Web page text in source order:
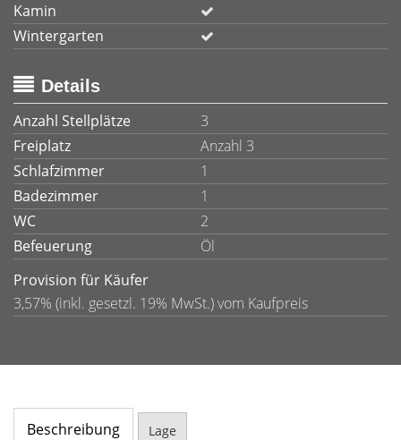
Kamin
Wintergarten
Details
Anzahl Stellplätze
3
Freiplatz
Anzahl 3
Schlafzimmer
1
Badezimmer
1
WC
2
Befeuerung
Öl
Provision für Käufer
3,57% (inkl. gesetzl. 19% MwSt.) vom Kaufpreis
Beschreibung Lage